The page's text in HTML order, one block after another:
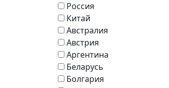
Россия
Китай
Австралия
Австрия
Аргентина
Беларусь
Болгария